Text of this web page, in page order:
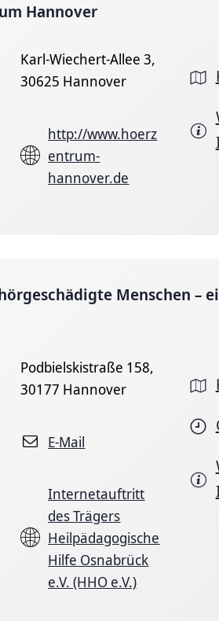
Hannover
Karl-Wiechert-Allee 3,
30625 Hannover
http://www.hoerz
entrum-
hannover.de
Menschen –
Podbielskistraße 158,
30177 Hannover
E-Mail
Internetauftritt
des Trägers
Heilpädagogische
Hilfe Osnabrück
e.V. (HHO e.V.)